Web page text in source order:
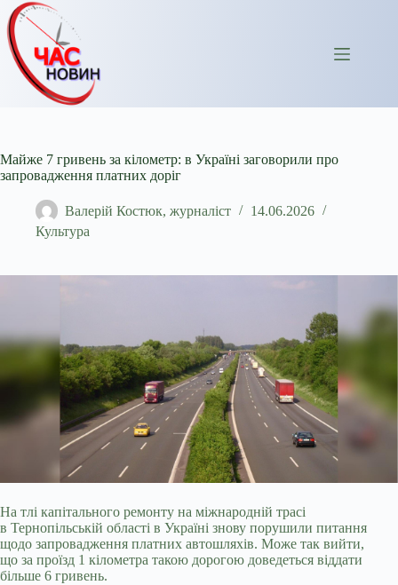
Перейти
до
вмісту
Майже 7 гривень за кілометр: в Україні заговорили про
запровадження платних доріг
Валерій Костюк, журналіст
14.06.2026
Культура
На тлі капітального ремонту на міжнародній трасі
в Тернопільській області в Україні знову порушили питання
щодо запровадження платних автошляхів. Може так вийти,
що за проїзд 1 кілометра такою дорогою доведеться віддати
більше 6 гривень.